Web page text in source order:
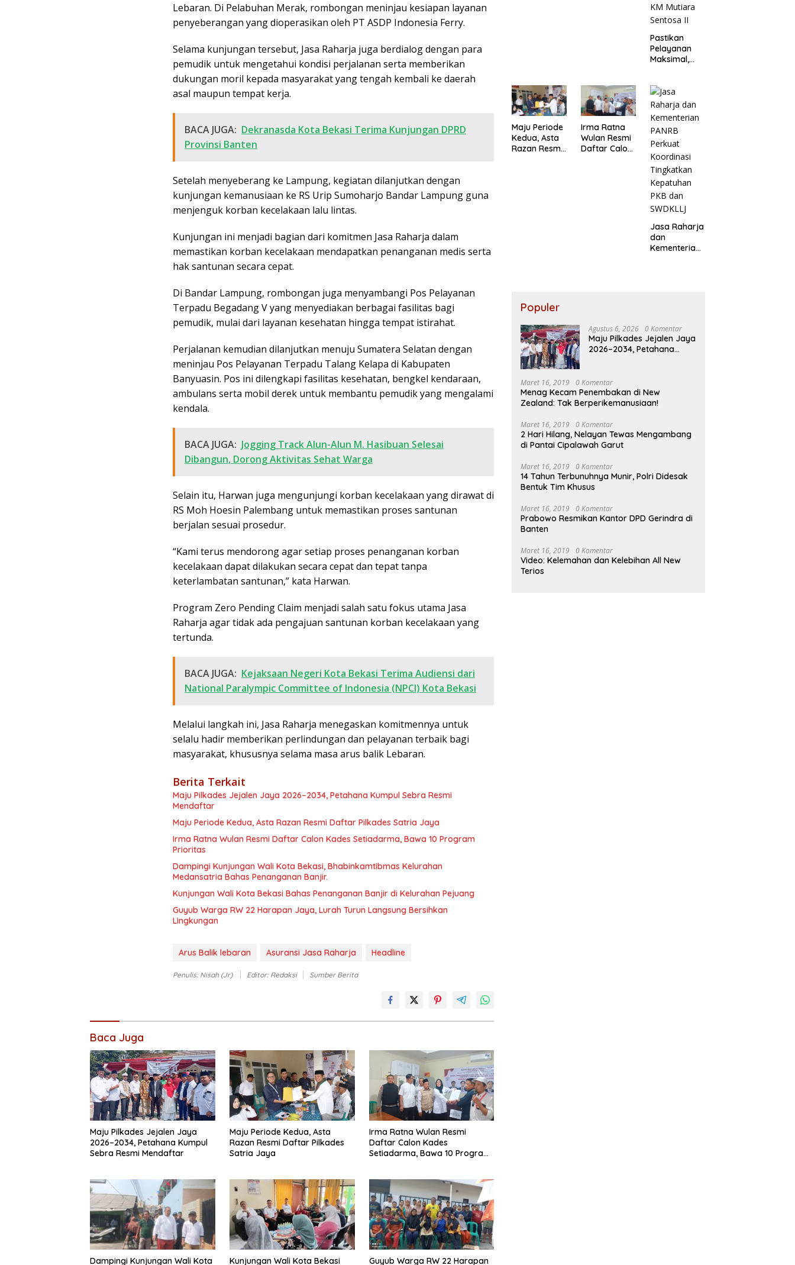
Lebaran. Di Pelabuhan Merak, rombongan meninjau kesiapan layanan
penyeberangan yang dioperasikan oleh PT ASDP Indonesia Ferry.
Selama kunjungan tersebut, Jasa Raharja juga berdialog dengan para
pemudik untuk mengetahui kondisi perjalanan serta memberikan
dukungan moril kepada masyarakat yang tengah kembali ke daerah
asal maupun tempat kerja.
BACA JUGA: Dekranasda Kota Bekasi Terima Kunjungan DPRD
Provinsi Banten
Setelah menyeberang ke Lampung, kegiatan dilanjutkan dengan
kunjungan kemanusiaan ke RS Urip Sumoharjo Bandar Lampung guna
menjenguk korban kecelakaan lalu lintas.
Kunjungan ini menjadi bagian dari komitmen Jasa Raharja dalam
memastikan korban kecelakaan mendapatkan penanganan medis serta
hak santunan secara cepat.
Di Bandar Lampung, rombongan juga menyambangi Pos Pelayanan
Terpadu Begadang V yang menyediakan berbagai fasilitas bagi
pemudik, mulai dari layanan kesehatan hingga tempat istirahat.
Perjalanan kemudian dilanjutkan menuju Sumatera Selatan dengan
meninjau Pos Pelayanan Terpadu Talang Kelapa di Kabupaten
Banyuasin. Pos ini dilengkapi fasilitas kesehatan, bengkel kendaraan,
ambulans serta mobil derek untuk membantu pemudik yang mengalami
kendala.
BACA JUGA: Jogging Track Alun-Alun M. Hasibuan Selesai
Dibangun, Dorong Aktivitas Sehat Warga
Selain itu, Harwan juga mengunjungi korban kecelakaan yang dirawat di
RS Moh Hoesin Palembang untuk memastikan proses santunan
berjalan sesuai prosedur.
“Kami terus mendorong agar setiap proses penanganan korban
kecelakaan dapat dilakukan secara cepat dan tepat tanpa
keterlambatan santunan,” kata Harwan.
Program Zero Pending Claim menjadi salah satu fokus utama Jasa
Raharja agar tidak ada pengajuan santunan korban kecelakaan yang
tertunda.
BACA JUGA: Kejaksaan Negeri Kota Bekasi Terima Audiensi dari
National Paralympic Committee of Indonesia (NPCI) Kota Bekasi
Melalui langkah ini, Jasa Raharja menegaskan komitmennya untuk
selalu hadir memberikan perlindungan dan pelayanan terbaik bagi
masyarakat, khususnya selama masa arus balik Lebaran.
Berita Terkait
Maju Pilkades Jejalen Jaya 2026–2034, Petahana Kumpul Sebra Resmi
Mendaftar
Maju Periode Kedua, Asta Razan Resmi Daftar Pilkades Satria Jaya
Irma Ratna Wulan Resmi Daftar Calon Kades Setiadarma, Bawa 10 Program
Prioritas
Dampingi Kunjungan Wali Kota Bekasi, Bhabinkamtibmas Kelurahan
Medansatria Bahas Penanganan Banjir.
Kunjungan Wali Kota Bekasi Bahas Penanganan Banjir di Kelurahan Pejuang
Guyub Warga RW 22 Harapan Jaya, Lurah Turun Langsung Bersihkan
Lingkungan
Arus Balik lebaran Asuransi Jasa Raharja Headline
Penulis: Nisah (jr) Editor: Redaksi Sumber Berita
Baca Juga
Maju Pilkades Jejalen Jaya
2026–2034, Petahana Kumpul
Sebra Resmi Mendaftar
Maju Periode Kedua, Asta
Razan Resmi Daftar Pilkades
Satria Jaya
Irma Ratna Wulan Resmi
Daftar Calon Kades
Setiadarma, Bawa 10 Program
Dampingi Kunjungan Wali Kota Kunjungan Wali Kota Bekasi Guyub Warga RW 22 Harapan
Pastikan
Pelayanan
Maksimal,
Tinjau
Korban
Kebakaran
KM Mutiara
Sentosa II
Maju Periode
Kedua, Asta
Razan Resmi
Irma Ratna
Wulan Resmi
Daftar Calon
Jasa Raharja
dan
Kementerian
Populer
Agustus 6, 2026 0 Komentar
Maju Pilkades Jejalen Jaya
2026–2034, Petahana
Maret 16, 2019 0 Komentar
Menag Kecam Penembakan di New
Zealand: Tak Berperikemanusiaan!
Maret 16, 2019 0 Komentar
2 Hari Hilang, Nelayan Tewas Mengambang
di Pantai Cipalawah Garut
Maret 16, 2019 0 Komentar
14 Tahun Terbunuhnya Munir, Polri Didesak
Bentuk Tim Khusus
Maret 16, 2019 0 Komentar
Prabowo Resmikan Kantor DPD Gerindra di
Banten
Maret 16, 2019 0 Komentar
Video: Kelemahan dan Kelebihan All New
Terios